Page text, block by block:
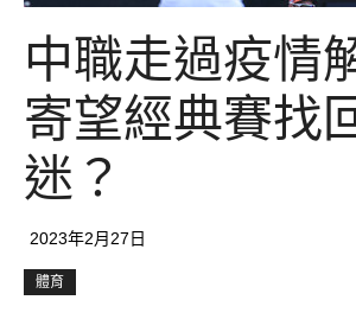
中職走過疫情
寄望經典賽找
迷？
2023年2月27日
體育